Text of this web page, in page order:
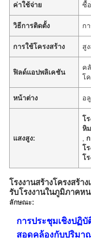
ค่าใช้จ่าย ซื้
วิธีการติดตั้ง ก
การใช้โครงสร้าง สู
ฟิลด์แอปพลิเคชัน
ค
โ
หน้าต่าง อ
แสงสูง:
โ
หิ
โ
โ
โรงงานสร้างโครงสร้
รับโรงงานในภูมิภาคห
ลักษณะ:
การประชุมเชิงปฏิบั
สอดคล้องกับปริมา